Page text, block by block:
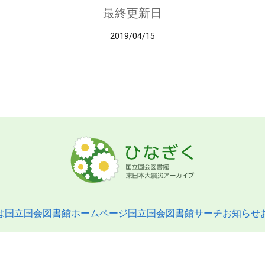
最終更新日
2019/04/15
国立国会図書館ホームページ国立国会図書館サーチお知らせ